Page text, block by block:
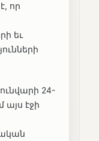
որ
եւ
24-
այս էջի